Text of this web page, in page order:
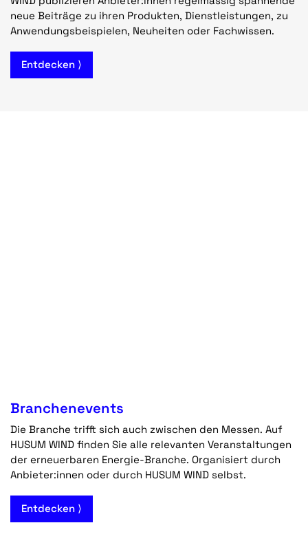
neue Beiträge zu ihren Produkten, Dienstleistungen, zu
Anwendungsbeispielen, Neuheiten oder Fachwissen.
Entdecken ⟩
Branchenevents
Die Branche trifft sich auch zwischen den Messen. Auf
HUSUM WIND finden Sie alle relevanten Veranstaltungen
der erneuerbaren Energie-Branche. Organisiert durch
Anbieter:innen oder durch HUSUM WIND selbst.
Entdecken ⟩